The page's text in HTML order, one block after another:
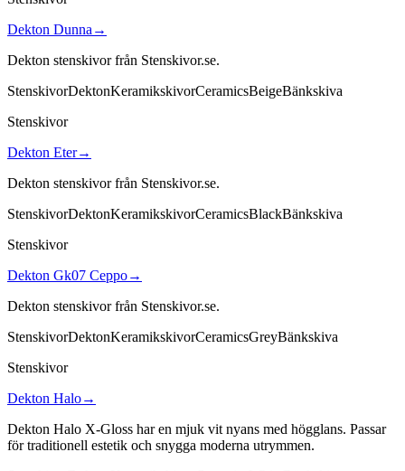
Dekton Dunna →
Dekton stenskivor från Stenskivor.se.
StenskivorDektonKeramikskivorCeramicsBeigeBänkskiva
Stenskivor
Dekton Eter→
Dekton stenskivor från Stenskivor.se.
StenskivorDektonKeramikskivorCeramicsBlackBänkskiva
Stenskivor
Dekton Gk07 Ceppo→
Dekton stenskivor från Stenskivor.se.
StenskivorDektonKeramikskivorCeramicsGreyBänkskiva
Stenskivor
Dekton Halo→
Dekton Halo X-Gloss har en mjuk vit nyans med högglans. Passar
för traditionell estetik och snygga moderna utrymmen.